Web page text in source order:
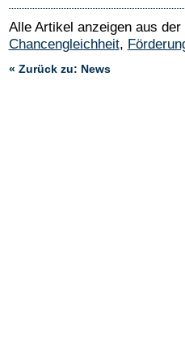
Alle Artikel anzeigen aus
Chancengleichheit,
« Zurück zu: News